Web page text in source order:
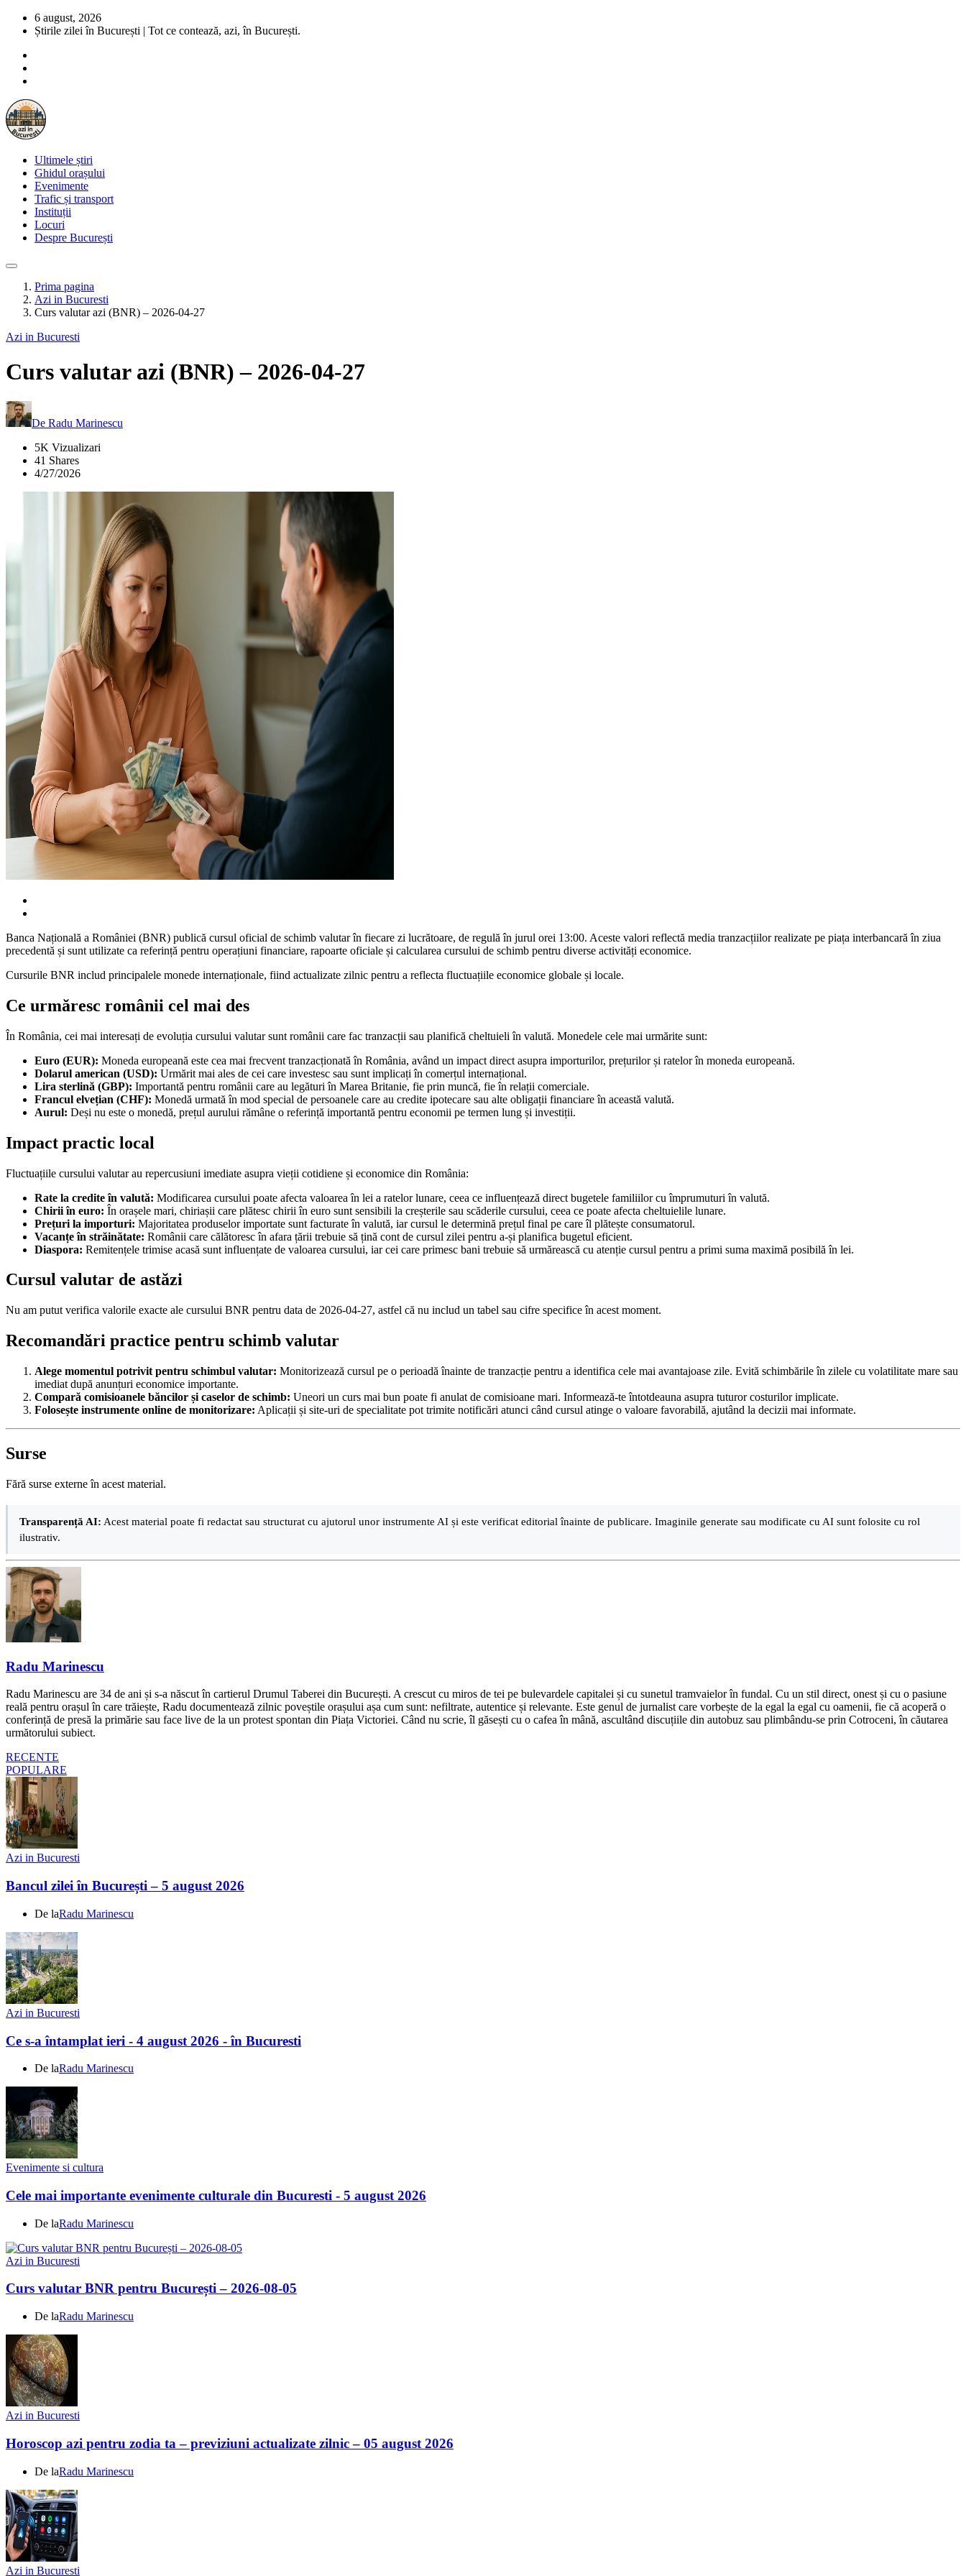
6 august, 2026
Știrile zilei în București | Tot ce contează, azi, în București.
Ultimele știri
Ghidul orașului
Evenimente
Trafic și transport
Instituții
Locuri
Despre București
Prima pagina
Azi in Bucuresti
Curs valutar azi (BNR) – 2026-04-27
Azi in Bucuresti
Curs valutar azi (BNR) – 2026-04-27
De Radu Marinescu
5K Vizualizari
41 Shares
4/27/2026
Banca Națională a României (BNR) publică cursul oficial de schimb valutar în fiecare zi lucrătoare, de regulă în jurul orei 13:00. Aceste valori reflectă media tranzacțiilor realizate pe piața interbancară în ziua
precedentă și sunt utilizate ca referință pentru operațiuni financiare, rapoarte oficiale și calcularea cursului de schimb pentru diverse activități economice.
Cursurile BNR includ principalele monede internaționale, fiind actualizate zilnic pentru a reflecta fluctuațiile economice globale și locale.
Ce urmăresc românii cel mai des
În România, cei mai interesați de evoluția cursului valutar sunt românii care fac tranzacții sau planifică cheltuieli în valută. Monedele cele mai urmărite sunt:
Euro (EUR): Moneda europeană este cea mai frecvent tranzacționată în România, având un impact direct asupra importurilor, prețurilor și ratelor în moneda europeană.
Dolarul american (USD): Urmărit mai ales de cei care investesc sau sunt implicați în comerțul internațional.
Lira sterlină (GBP): Importantă pentru românii care au legături în Marea Britanie, fie prin muncă, fie în relații comerciale.
Francul elvețian (CHF): Monedă urmată în mod special de persoanele care au credite ipotecare sau alte obligații financiare în această valută.
Aurul: Deși nu este o monedă, prețul aurului rămâne o referință importantă pentru economii pe termen lung și investiții.
Impact practic local
Fluctuațiile cursului valutar au repercusiuni imediate asupra vieții cotidiene și economice din România:
Rate la credite în valută: Modificarea cursului poate afecta valoarea în lei a ratelor lunare, ceea ce influențează direct bugetele familiilor cu împrumuturi în valută.
Chirii în euro: În orașele mari, chiriașii care plătesc chirii în euro sunt sensibili la creșterile sau scăderile cursului, ceea ce poate afecta cheltuielile lunare.
Prețuri la importuri: Majoritatea produselor importate sunt facturate în valută, iar cursul le determină prețul final pe care îl plătește consumatorul.
Vacanțe în străinătate: Românii care călătoresc în afara țării trebuie să țină cont de cursul zilei pentru a-și planifica bugetul eficient.
Diaspora: Remitențele trimise acasă sunt influențate de valoarea cursului, iar cei care primesc bani trebuie să urmărească cu atenție cursul pentru a primi suma maximă posibilă în lei.
Cursul valutar de astăzi
Nu am putut verifica valorile exacte ale cursului BNR pentru data de 2026-04-27, astfel că nu includ un tabel sau cifre specifice în acest moment.
Recomandări practice pentru schimb valutar
Alege momentul potrivit pentru schimbul valutar: Monitorizează cursul pe o perioadă înainte de tranzacție pentru a identifica cele mai avantajoase zile. Evită schimbările în zilele cu volatilitate mare sau
imediat după anunțuri economice importante.
Compară comisioanele băncilor și caselor de schimb: Uneori un curs mai bun poate fi anulat de comisioane mari. Informează-te întotdeauna asupra tuturor costurilor implicate.
Folosește instrumente online de monitorizare: Aplicații și site-uri de specialitate pot trimite notificări atunci când cursul atinge o valoare favorabilă, ajutând la decizii mai informate.
Surse
Fără surse externe în acest material.
Transparență AI: Acest material poate fi redactat sau structurat cu ajutorul unor instrumente AI și este verificat editorial înainte de publicare. Imaginile generate sau modificate cu AI sunt folosite cu rol
ilustrativ.
Radu Marinescu
Radu Marinescu are 34 de ani și s-a născut în cartierul Drumul Taberei din București. A crescut cu miros de tei pe bulevardele capitalei și cu sunetul tramvaielor în fundal. Cu un stil direct, onest și cu o pasiune
reală pentru orașul în care trăiește, Radu documentează zilnic poveștile orașului așa cum sunt: nefiltrate, autentice și relevante. Este genul de jurnalist care vorbește de la egal la egal cu oamenii, fie că acoperă o
conferință de presă la primărie sau face live de la un protest spontan din Piața Victoriei. Când nu scrie, îl găsești cu o cafea în mână, ascultând discuțiile din autobuz sau plimbându-se prin Cotroceni, în căutarea
următorului subiect.
RECENTE
POPULARE
Azi in Bucuresti
Bancul zilei în București – 5 august 2026
De laRadu Marinescu
Azi in Bucuresti
Ce s-a întamplat ieri - 4 august 2026 - în Bucuresti
De laRadu Marinescu
Evenimente si cultura
Cele mai importante evenimente culturale din Bucuresti - 5 august 2026
De laRadu Marinescu
Azi in Bucuresti
Curs valutar BNR pentru București – 2026-08-05
De laRadu Marinescu
Azi in Bucuresti
Horoscop azi pentru zodia ta – previziuni actualizate zilnic – 05 august 2026
De laRadu Marinescu
Azi in Bucuresti